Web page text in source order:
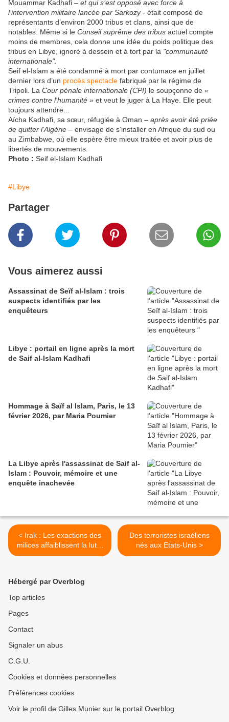
Mouammar Kadhafi – et qui s’est opposé avec force à
l’intervention militaire lancée par Sarkozy- était composé de
représentants d’environ 2000 tribus et clans, ainsi que de
notables. Même si le Conseil suprême des tribus actuel compte
moins de membres, cela donne une idée du poids politique des
tribus en Libye, ignoré à dessein et à tort par la "communauté
internationale".
Seif el-Islam a été condamné à mort par contumace en juillet
dernier lors d’un procès spectacle fabriqué par le régime de
Tripoli. La Cour pénale internationale (CPI) le soupçonne de «
crimes contre l'humanité » et veut le juger à La Haye. Elle peut
toujours attendre...
Aïcha Kadhafi, sa sœur, réfugiée à Oman – après avoir été priée
de quitter l’Algérie – envisage de s’installer en Afrique du sud ou
au Zimbabwe, où elle espère être mieux traitée et avoir plus de
libertés de mouvements.
Photo : Seif el-Islam Kadhafi
#Libye
Partager
Vous aimerez aussi
Assassinat de Seïf al-Islam : trois
suspects identifiés par les
enquêteurs
Libye : portail en ligne après la mort
de Saif al-Islam Kadhafi
Hommage à Saïf al Islam, Paris, le 13
février 2026, par Maria Poumier
La Libye après l'assassinat de Saif al-
Islam : Pouvoir, mémoire et une
enquête inachevée
< Irak : Les exactions des
milices affaiblissent la lutte
contre l’État islamique
Des terroristes israéliens
nés aux Etats-Unis >
Hébergé par Overblog
Top articles
Pages
Contact
Signaler un abus
C.G.U.
Cookies et données personnelles
Préférences cookies
Voir le profil de Gilles Munier sur le portail Overblog